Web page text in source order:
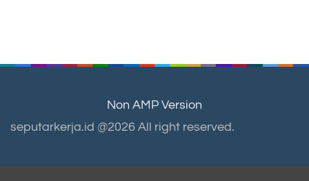
Non AMP Version
seputarkerja.id @2026 All right reserved.